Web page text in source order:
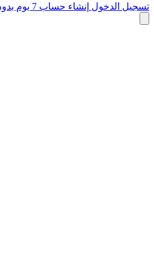
تسجيل الدخول إنشاء حساب 7 يوم بدون إعلانات